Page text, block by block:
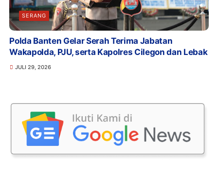
SERANG
Polda Banten Gelar Serah Terima Jabatan
Wakapolda, PJU, serta Kapolres Cilegon dan Lebak
JULI 29, 2026